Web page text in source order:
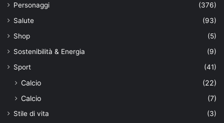
Personaggi
(376)
Salute
(93)
Shop
(5)
Sostenibilità & Energia
(9)
Sport
(41)
Calcio
(22)
Calcio
(7)
Stile di vita
(3)